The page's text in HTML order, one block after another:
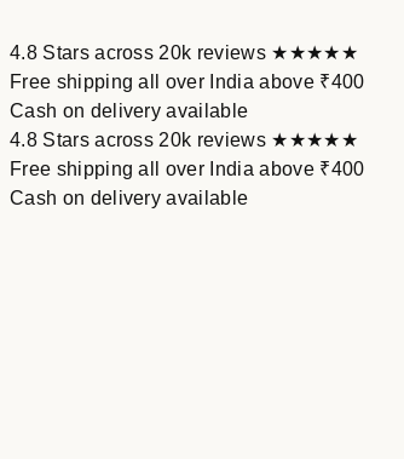
4.8 Stars across 20k reviews​ ★★★★★
Free shipping all over India above ₹400
Cash on delivery available
4.8 Stars across 20k reviews​ ★★★★★
Free shipping all over India above ₹400
Cash on delivery available